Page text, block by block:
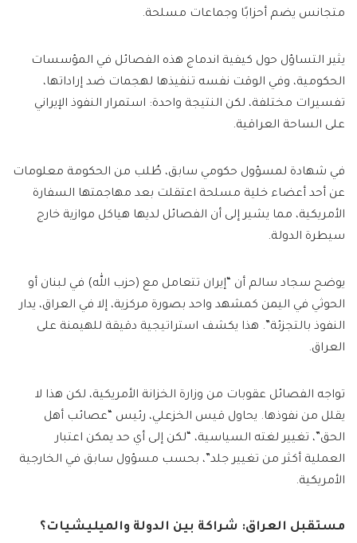
متجانس يضم أحزابًا وجماعات مسلحة.
يثير التساؤل حول كيفية اندماج هذه الفصائل في المؤسسات
الحكومية، وفي الوقت نفسه تنفيذها لهجمات ضد إراداتها،
تفسيرات مختلفة، لكن النتيجة واحدة: استمرار النفوذ الإيراني
على الساحة العراقية.
في شهادة لمسؤول حكومي سابق، طُلب من الحكومة معلومات
عن أحد أعضاء خلية مسلحة اعتقلت بعد مهاجمتها السفارة
الأمريكية، مما يشير إلى أن الفصائل لديها هياكل موازية خارج
سيطرة الدولة.
يوضح سجاد سالم أن “إيران تتعامل مع (حزب الله) في لبنان أو
الحوثي في اليمن كمشهد واحد بصورة مركزية، إلا في العراق، يدار
النفوذ بالتجزئة”. هذا يكشف استراتيجية دقيقة للهيمنة على
العراق.
تواجه الفصائل عقوبات من وزارة الخزانة الأمريكية، لكن هذا لا
يقلل من نفوذها. يحاول قيس الخزعلي، رئيس “عصائب أهل
الحق”، تغيير لغته السياسية، “لكن إلى أي حد يمكن اعتبار
العملية أكثر من تغيير جلد”، بحسب مسؤول سابق في الخارجية
الأمريكية.
مستقبل العراق: شراكة بين الدولة والميليشيات؟